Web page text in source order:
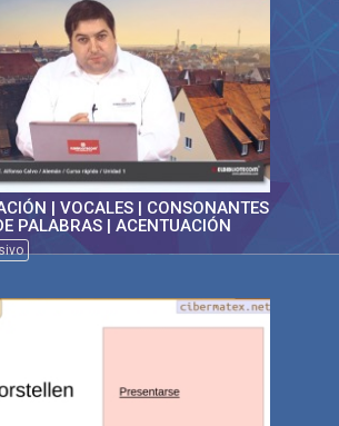
| VOCALES | CONSONANTES
PALABRAS | ACENTUACIÓN